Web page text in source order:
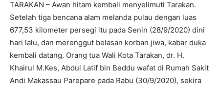
TARAKAN – Awan hitam kembali menyelimuti Tarakan.
Setelah tiga bencana alam melanda pulau dengan luas
677,53 kilometer persegi itu pada Senin (28/9/2020) dini
hari lalu, dan merenggut belasan korban jiwa, kabar duka
kembali datang. Orang tua Wali Kota Tarakan, dr. H.
Khairul M.Kes, Abdul Latif bin Beddu wafat di Rumah Sakit
Andi Makassau Parepare pada Rabu (30/9/2020), sekira